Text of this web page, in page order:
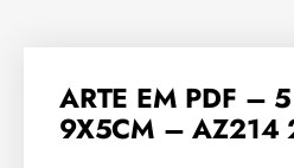
ARTE EM PDF –
9X5CM – AZ214